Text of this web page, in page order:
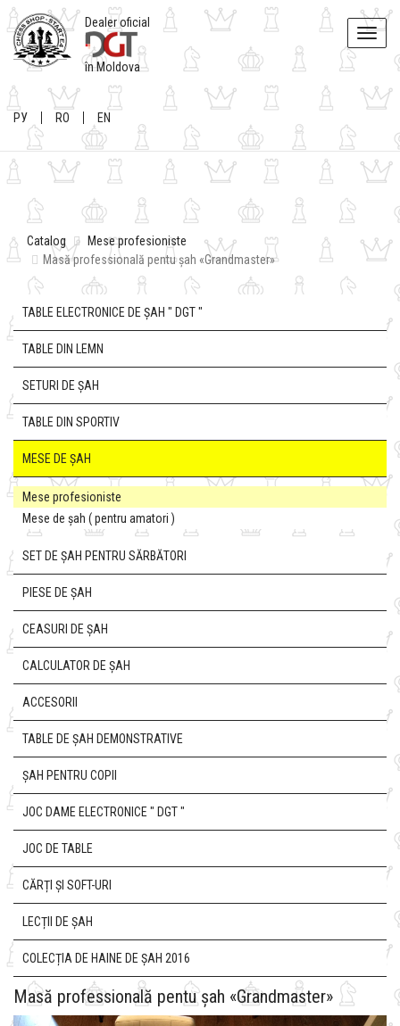
Toggle
Dealer oficial
în Moldova
РУ RO EN
Catalog
Mese profesioniste
Masă professională pentu șah «Grandmaster»
TABLE ELECTRONICE DE ȘAH " DGT "
TABLE DIN LEMN
SETURI DE ȘAH
TABLE DIN SPORTIV
MESE DE ȘAH
Mese profesioniste
Mese de șah ( pentru amatori )
SET DE ȘAH PENTRU SĂRBĂTORI
PIESE DE ȘAH
CEASURI DE ȘAH
CALCULATOR DE ȘAH
ACCESORII
TABLE DE ȘAH DEMONSTRATIVE
ȘAH PENTRU COPII
JOC DAME ELECTRONICE " DGT "
JOC DE TABLE
CĂRȚI ȘI SOFT-URI
LECȚII DE ȘAH
COLECȚIA DE HAINE DE ȘAH 2016
Masă professională pentu șah «Grandmaster»